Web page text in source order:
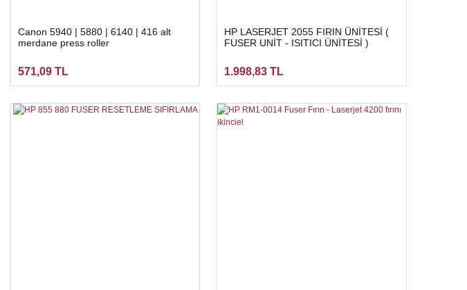
M651
Canon 5940 | 5880 | 6140 | 416 alt
merdane press roller
571,09 TL
HP LASERJET 2055 FIRIN ÜNİTESİ (
FUSER UNİT - ISITICI ÜNİTESİ )
1.998,83 TL